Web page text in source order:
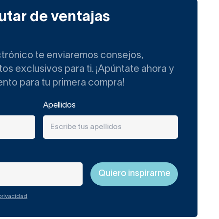
de uso doméstico o
de producto de
el que más destaca
(más contemporáneos) o
visual y permiten
de ventajas
te enviaremos consejos,
exclusivos para ti. ¡Apúntate ahora y
para tu primera compra!
Apellidos